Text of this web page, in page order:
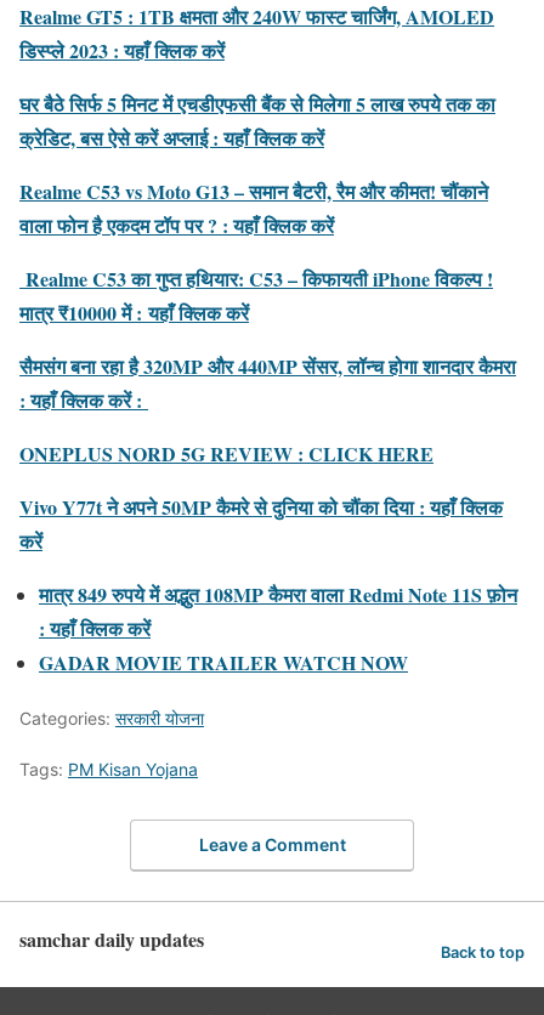
Realme GT5 : 1TB क्षमता और 240W फास्ट चार्जिंग, AMOLED
डिस्प्ले 2023 : यहाँ क्लिक करें
घर बैठे सिर्फ 5 मिनट में एचडीएफसी बैंक से मिलेगा 5 लाख रुपये तक का
क्रेडिट, बस ऐसे करें अप्लाई : यहाँ क्लिक करें
Realme C53 vs Moto G13 – समान बैटरी, रैम और कीमत! चौंकाने
वाला फोन है एकदम टॉप पर ? : यहाँ क्लिक करें
Realme C53 का गुप्त हथियार: C53 – किफायती iPhone विकल्प !
मात्र ₹10000 में :यहाँ क्लिक करें
सैमसंग बना रहा है 320MP और 440MP सेंसर, लॉन्च होगा शानदार कैमरा
: यहाँ क्लिक करें :
ONEPLUS NORD 5G REVIEW : CLICK HERE
Vivo Y77t ने अपने 50MP कैमरे से दुनिया को चौंका दिया : यहाँ क्लिक
करें
मात्र 849 रुपये में अद्भुत 108MP कैमरा वाला Redmi Note 11S फ़ोन
: यहाँ क्लिक करें
GADAR MOVIE TRAILER WATCH NOW
Categories: सरकारी योजना
Tags: PM Kisan Yojana
Leave a Comment
samchar daily updates Back to top